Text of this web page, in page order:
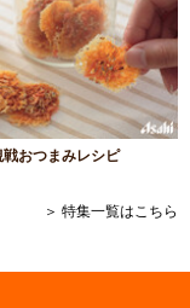
戦おつまみレシピ
＞ 特集一覧はこちら